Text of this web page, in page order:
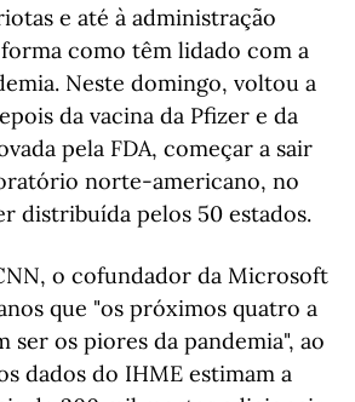
e até à administração
como têm lidado com a
Neste domingo, voltou a
da vacina da Pfizer e da
pela FDA, começar a sair
norte-americano, no
distribuída pelos 50 estados.
o cofundador da Microsoft
que "os próximos quatro a
ser os piores da pandemia", ao
dados do IHME estimam a